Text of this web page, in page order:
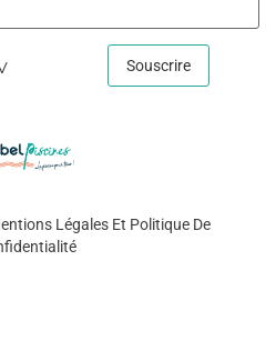
Légales Et Politique De